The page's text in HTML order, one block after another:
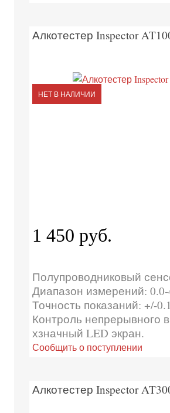
Алкотестер Inspector
НЕТ В НАЛИЧИИ
1 450 руб.
Полупроводниковый
Диапазон измерений:
Точность показаний: +/-
Контроль непрерывного
хзначный LED экран.
Сообщить о поступлении
Алкотестер Inspector